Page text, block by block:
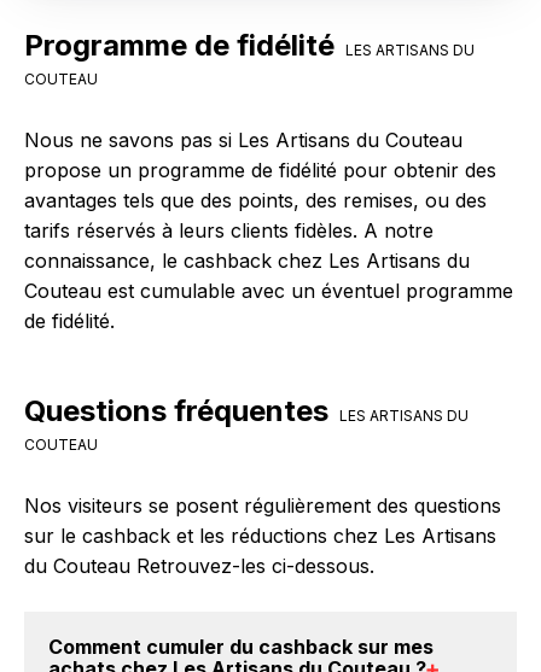
Programme de fidélité LES ARTISANS DU
COUTEAU
Nous ne savons pas si Les Artisans du Couteau
propose un programme de fidélité pour obtenir des
avantages tels que des points, des remises, ou des
tarifs réservés à leurs clients fidèles. A notre
connaissance, le cashback chez Les Artisans du
Couteau est cumulable avec un éventuel programme
de fidélité.
Questions fréquentes LES ARTISANS DU
COUTEAU
Nos visiteurs se posent régulièrement des questions
sur le cashback et les réductions chez Les Artisans
du Couteau Retrouvez-les ci-dessous.
Comment cumuler du cashback sur mes